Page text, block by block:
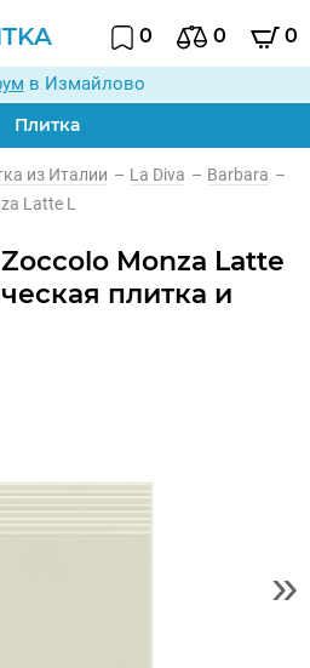
0 0 0
в Измайлово
Плитка
из Италии – La Diva – Barbara –
Latte L
Monza Latte
плитка и
»